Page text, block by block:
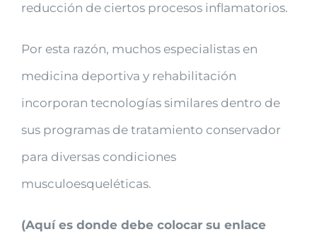
reducción de ciertos procesos inflamatorios.
Por esta razón, muchos especialistas en
medicina deportiva y rehabilitación
incorporan tecnologías similares dentro de
sus programas de tratamiento conservador
para diversas condiciones
musculoesqueléticas.
(Aquí es donde debe colocar su enlace